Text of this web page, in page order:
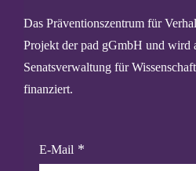
Das Präventionszentrum für
Projekt der pad gGmbH und wird
Senatsverwaltung für
finanziert.
E-Mail